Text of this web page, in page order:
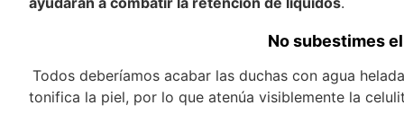
No subestimes
Todos deberíamos acabar las duchas con agua
tonifica la piel, por lo que atenúa visiblemente la